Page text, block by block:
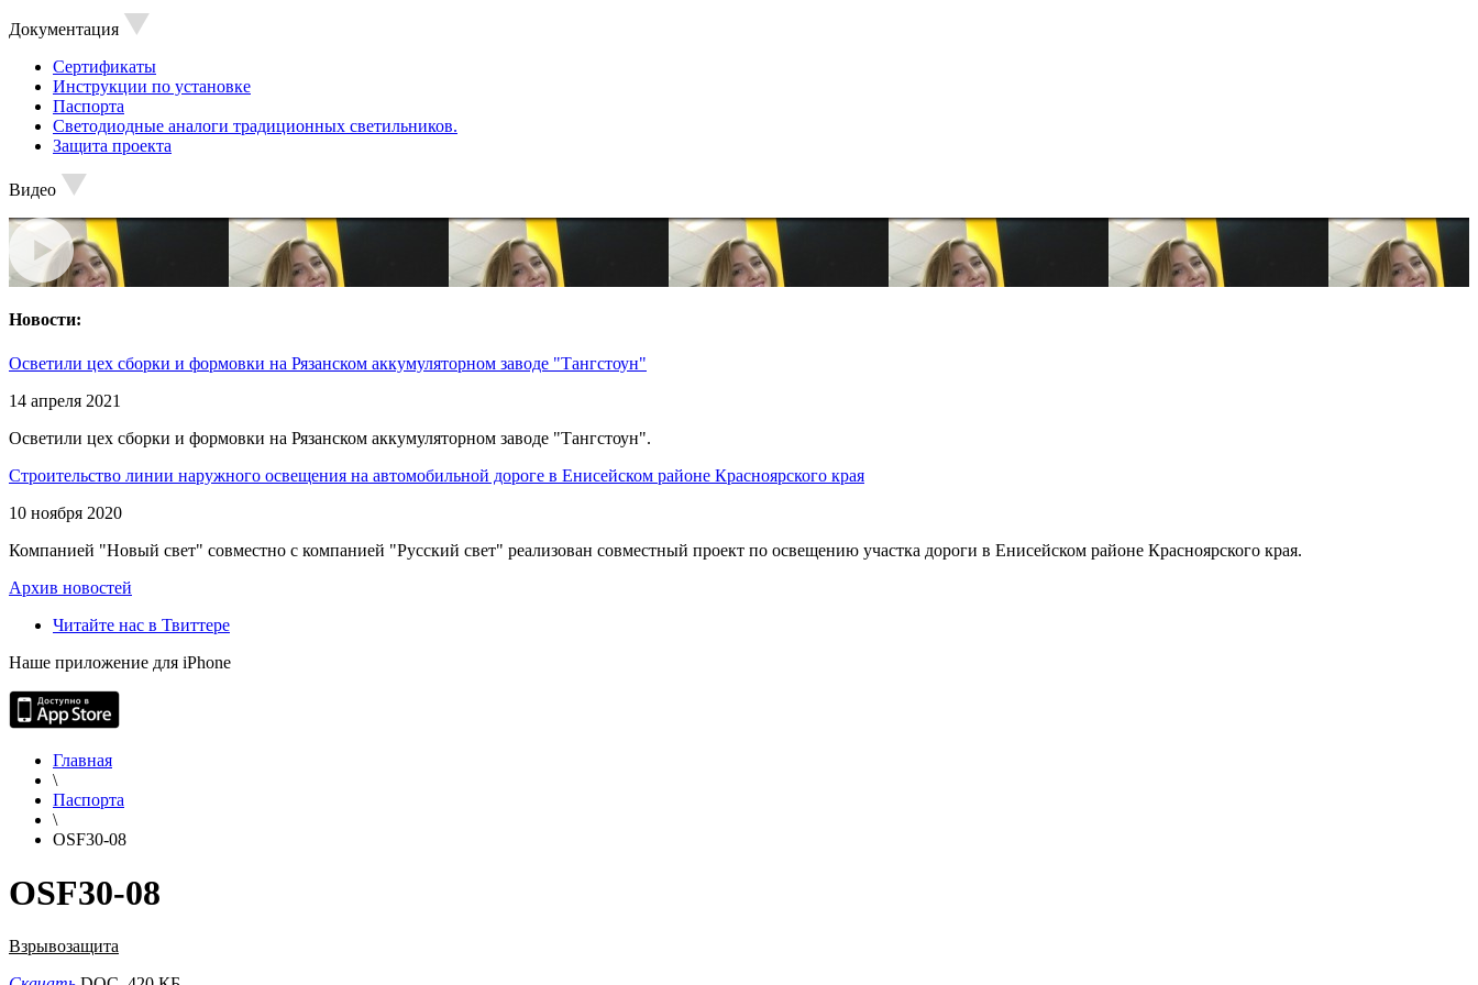
Документация
Сертификаты
Инструкции по установке
Паспорта
Светодиодные аналоги традиционных светильников.
Защита проекта
Видео
Новости:
Осветили цех сборки и формовки на Рязанском аккумуляторном заводе "Тангстоун"
14 апреля 2021
Осветили цех сборки и формовки на Рязанском аккумуляторном заводе "Тангстоун".
Строительство линии наружного освещения на автомобильной дороге в Енисейском районе Красноярского края
10 ноября 2020
Компанией "Новый свет" совместно с компанией "Русский свет" реализован совместный проект по освещению участка дороги в Енисейском районе Красноярского края.
Архив новостей
Читайте нас в Твиттере
Наше приложение для iPhone
Главная
\
Паспорта
\
OSF30-08
OSF30-08
Взрывозащита